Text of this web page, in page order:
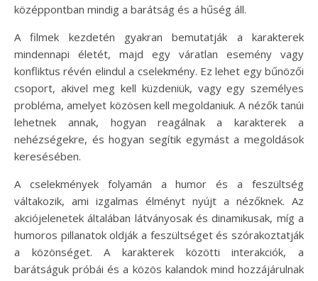
középpontban mindig a barátság és a hűség áll.
A filmek kezdetén gyakran bemutatják a karakterek
mindennapi életét, majd egy váratlan esemény vagy
konfliktus révén elindul a cselekmény. Ez lehet egy bűnözői
csoport, akivel meg kell küzdeniük, vagy egy személyes
probléma, amelyet közösen kell megoldaniuk. A nézők tanúi
lehetnek annak, hogyan reagálnak a karakterek a
nehézségekre, és hogyan segítik egymást a megoldások
keresésében.
A cselekmények folyamán a humor és a feszültség
váltakozik, ami izgalmas élményt nyújt a nézőknek. Az
akciójelenetek általában látványosak és dinamikusak, míg a
humoros pillanatok oldják a feszültséget és szórakoztatják
a közönséget. A karakterek közötti interakciók, a
barátságuk próbái és a közös kalandok mind hozzájárulnak